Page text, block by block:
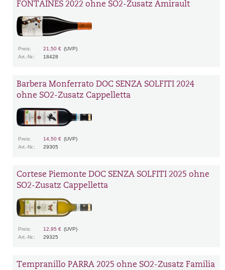
FONTAINES 2022 ohne SO2-Zusatz Amirault
Preis: 21,50 € (UVP)
Art.-Nr.:
18428
Barbera Monferrato DOC SENZA SOLFITI 2024
ohne SO2-Zusatz Cappelletta
Preis: 14,50 € (UVP)
Art.-Nr.:
29305
Cortese Piemonte DOC SENZA SOLFITI 2025 ohne
SO2-Zusatz Cappelletta
Preis: 12,95 € (UVP)
Art.-Nr.:
29325
Tempranillo PARRA 2025 ohne SO2-Zusatz Familia